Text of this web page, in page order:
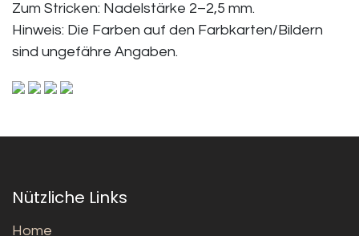
Zum Stricken: Nadelstärke 2–2,5 mm.
Hinweis: Die Farben auf den Farbkarten/Bildern
sind ungefähre Angaben.
Nützliche Links
Home